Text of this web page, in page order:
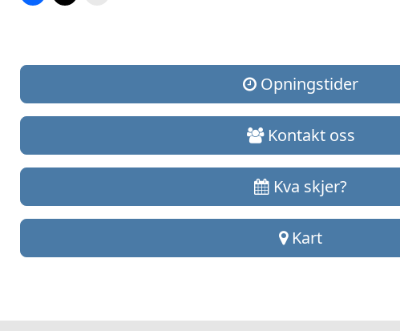
Opningstider
Kontakt oss
Kva skjer?
Kart